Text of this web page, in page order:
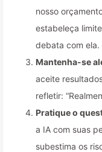
nosso
estabeleça
debata com ela.
Mantenha-se
aceite
refletir:
Pratique o
a IA com suas
subestima os